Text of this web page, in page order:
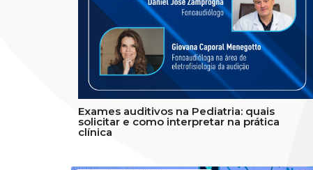
Exames auditivos na Pediatria: quais
solicitar e como interpretar na prática
clínica